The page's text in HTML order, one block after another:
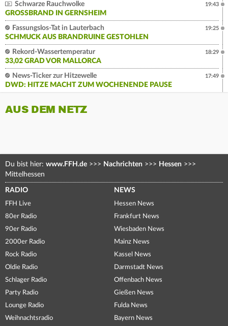
Schwarze Rauchwolke
GROSSBRAND IN GERNSHEIM
19:43
Fassungslos-Tat in Lauterbach
SCHMUCK AUS BRANDRUINE GESTOHLEN
19:25
Rekord-Wassertemperatur
33,02 GRAD VOR MALLORCA
18:29
News-Ticker zur Hitzewelle
DWD: HITZE MACHT ZUM WOCHENENDE PAUSE
17:49
AUS DEM NETZ
Du bist hier: www.FFH.de >>> Nachrichten >>> Hessen >>>
Mittelhessen
RADIO
FFH Live
80er Radio
90er Radio
2000er Radio
Rock Radio
Oldie Radio
Schlager Radio
Party Radio
Lounge Radio
Weihnachtsradio
NEWS
Hessen News
Frankfurt News
Wiesbaden News
Mainz News
Kassel News
Darmstadt News
Offenbach News
Gießen News
Fulda News
Bayern News